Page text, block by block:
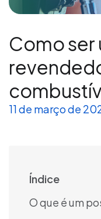
Como ser
11 de março de
Índice
O que é um